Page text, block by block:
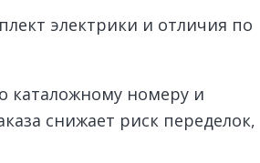
электрики и отличия по
каталожному номеру и
снижает риск переделок,